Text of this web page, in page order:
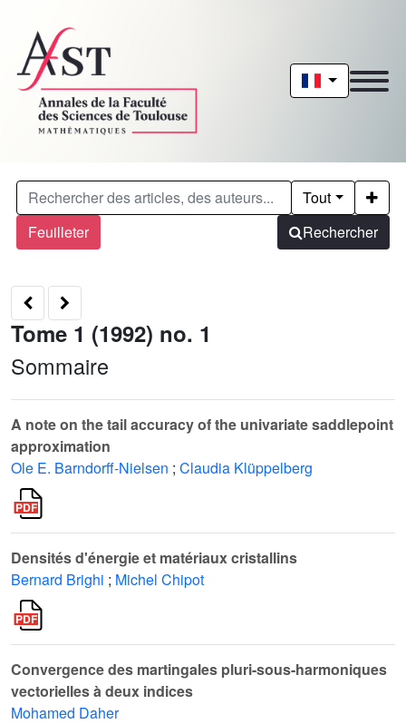
Feuilleter
Tout
Rechercher
Tome 1 (1992) no. 1
Sommaire
A note on the tail accuracy of the univariate saddlepoint
approximation
Ole E. Barndorff-Nielsen ; Claudia Klüppelberg
Densités d'énergie et matériaux cristallins
Bernard Brighi ; Michel Chipot
Convergence des martingales pluri-sous-harmoniques
vectorielles à deux indices
Mohamed Daher